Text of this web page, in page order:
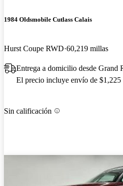
1984 Oldsmobile Cutlass Calais
Hurst Coupe RWD 60,219 millas
Entrega a domicilio desde Grand
El precio incluye envío de $1,225
Sin calificación